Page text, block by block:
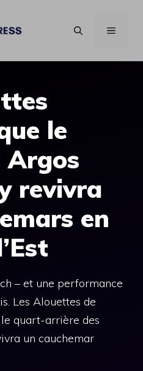
MENU
le
revivra
en
– et une performance
Les Alouettes de
quart-arrière des
un cauchemar